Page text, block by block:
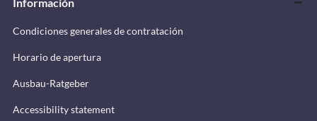
Condiciones generales de contratación
Horario de apertura
Ausbau-Ratgeber
Accessibility statement